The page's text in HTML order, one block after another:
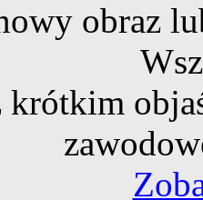
obraz
krótkim